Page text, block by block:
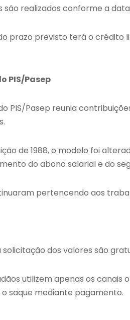
são realizados conforme a
prazo previsto terá o crédito
PIS/Pasep
PIS/Pasep reunia
de 1988, o modelo foi
do abono salarial e do
pertencendo aos
dos valores são
utilizem apenas os canais
saque mediante pagamento.